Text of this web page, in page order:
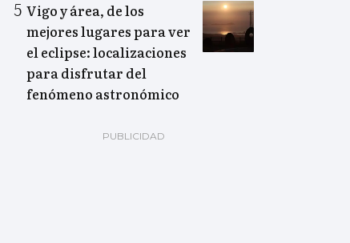
Vigo y área, de los
mejores lugares para ver
el eclipse: localizaciones
para disfrutar del
fenómeno astronómico